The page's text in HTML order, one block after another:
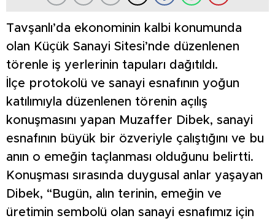
Tavşanlı’da ekonominin kalbi konumunda
olan Küçük Sanayi Sitesi’nde düzenlenen
törenle iş yerlerinin tapuları dağıtıldı.
İlçe protokolü ve sanayi esnafının yoğun
katılımıyla düzenlenen törenin açılış
konuşmasını yapan Muzaffer Dibek, sanayi
esnafının büyük bir özveriyle çalıştığını ve bu
anın o emeğin taçlanması olduğunu belirtti.
Konuşması sırasında duygusal anlar yaşayan
Dibek, “Bugün, alın terinin, emeğin ve
üretimin sembolü olan sanayi esnafımız için